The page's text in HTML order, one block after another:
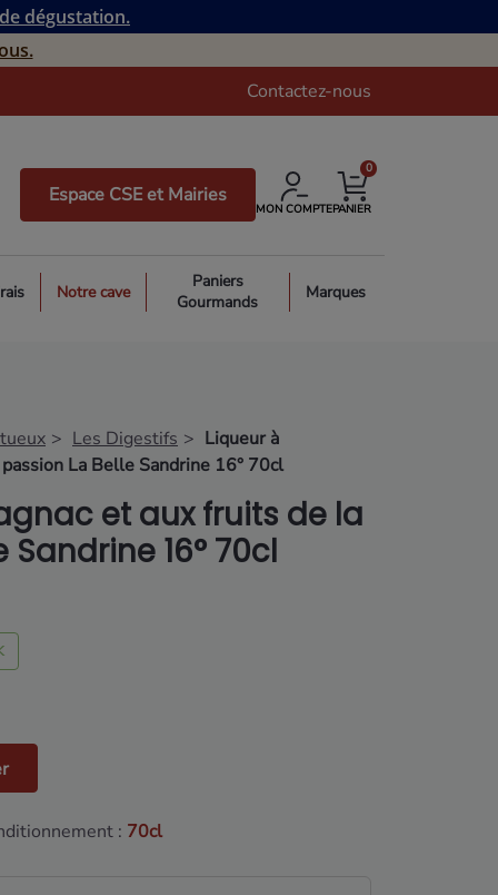
dégustation.
Contactez-nous
Espace CSE et Mairies
MON COMPTEPANIER
0
Notre cave
Paniers
Gourmands
Marques
Les Digestifs
Liqueur à
La Belle Sandrine 16° 70cl
et aux fruits de la
Sandrine 16° 70cl
: 70cl